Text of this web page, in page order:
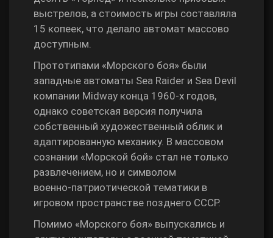
выстрелов, а стоимость игры составляла
15 копеек, что делало автомат массово
доступным.
Прототипами «Морского боя» были
западные автоматы Sea Raider и Sea Devil
компании Midway конца 1960‑х годов,
однако советская версия получила
собственный художественный облик и
адаптированную механику. В массовом
сознании «Морской бой» стал не только
развлечением, но и символом
военно‑патриотической тематики в
игровом пространстве позднего СССР.
Помимо «Морского боя» выпускались и